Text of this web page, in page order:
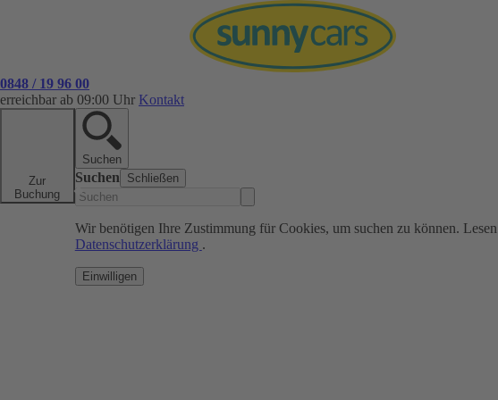
0848 / 19 96 00
erreichbar ab 09:00 Uhr Kontakt
Zur
Buchung
Suchen
Suchen Schließen
Wir benötigen Ihre Zustimmung für Cookies, um suchen zu können.
Datenschutzerklärung .
Einwilligen